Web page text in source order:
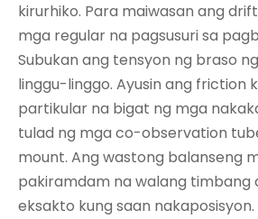
kirurhiko. Para maiwasan ang
mga regular na pagsusuri sa
Subukan ang tensyon ng braso
linggu-linggo. Ayusin ang friction
partikular na bigat ng mga
tulad ng mga co-observation
mount. Ang wastong balanseng
pakiramdam na walang timbang
eksakto kung saan nakaposisyon.